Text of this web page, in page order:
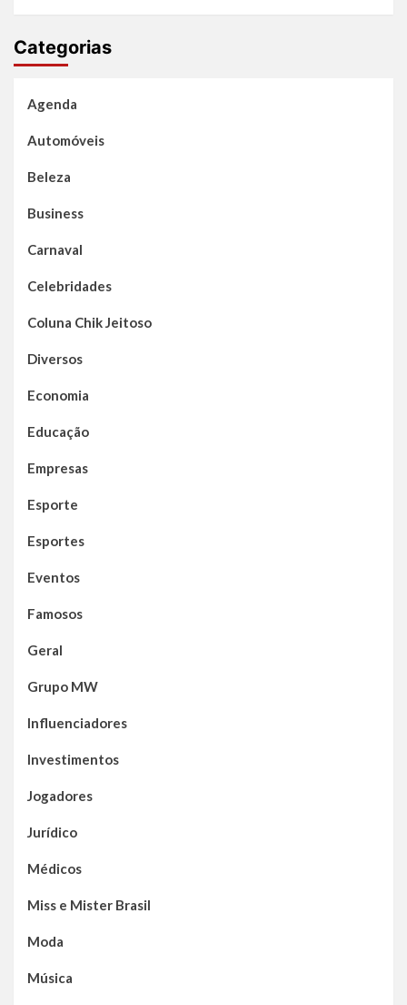
Categorias
Agenda
Automóveis
Beleza
Business
Carnaval
Celebridades
Coluna Chik Jeitoso
Diversos
Economia
Educação
Empresas
Esporte
Esportes
Eventos
Famosos
Geral
Grupo MW
Influenciadores
Investimentos
Jogadores
Jurídico
Médicos
Miss e Mister Brasil
Moda
Música